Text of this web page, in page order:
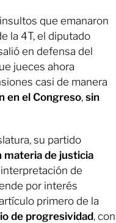
que emanaron
la 4T, el diputado
en defensa del
jueces ahora
casi de manera
en el Congreso, sin
su partido
materia de justicia
de
por interés
primero de la
de progresividad, con